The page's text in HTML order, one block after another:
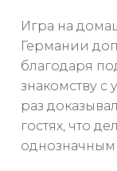
Игра на
Германии
благодаря
знакомству
раз
гостях, что
однозначным